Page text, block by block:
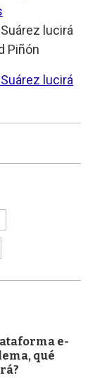
lucirá
Piñón
lucirá
e-
qué